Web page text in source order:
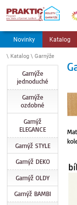
Novinky Katalog
\ Katalog \ Garnýže
Garnýže
jednoduché
Garnýže
ozdobné
Garnýž
ELEGANCE
Garnýž STYLE
Garnýž DEKO
Garnýž OLDY
Garnýž BAMBI